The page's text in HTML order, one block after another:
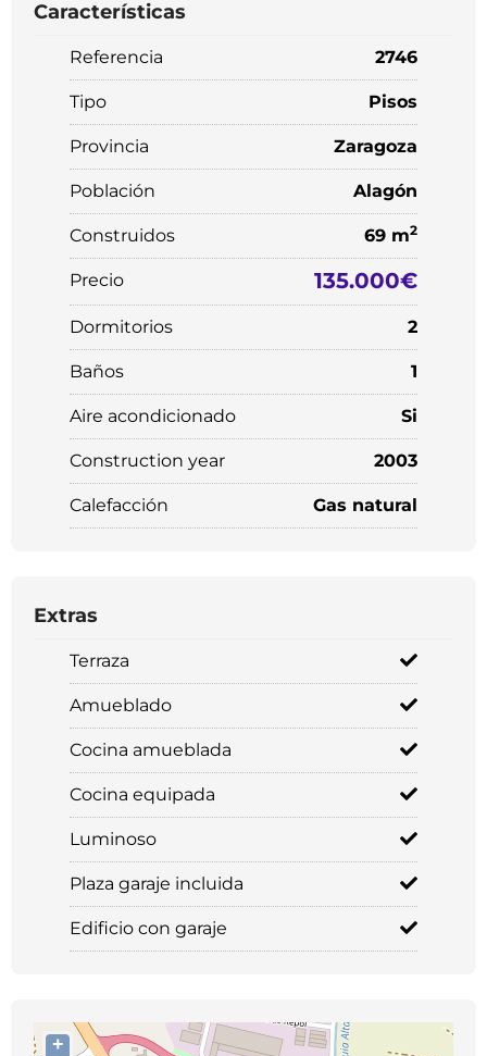
Características
Referencia 2746
Tipo Pisos
Provincia Zaragoza
Población Alagón
Construidos 69 m2
Precio 135.000€
Dormitorios 2
Baños 1
Aire acondicionado Si
Construction year 2003
Calefacción Gas natural
Extras
Terraza
Amueblado
Cocina amueblada
Cocina equipada
Luminoso
Plaza garaje incluida
Edificio con garaje
+